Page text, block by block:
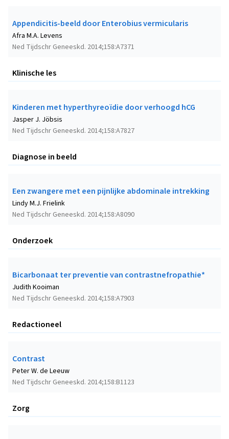
Appendicitis-beeld door Enterobius vermicularis
Ned Tijdschr Geneeskd. 2014;158:A7371
Afra M.A. Levens
Klinische les
Kinderen met hyperthyreoïdie door verhoogd hCG
Ned Tijdschr Geneeskd. 2014;158:A7827
Jasper J. Jöbsis
Diagnose in beeld
Een zwangere met een pijnlijke abdominale intrekking
Ned Tijdschr Geneeskd. 2014;158:A8090
Lindy M.J. Frielink
Onderzoek
Bicarbonaat ter preventie van contrastnefropathie*
Ned Tijdschr Geneeskd. 2014;158:A7903
Judith Kooiman
Redactioneel
Contrast
Ned Tijdschr Geneeskd. 2014;158:B1123
Peter W. de Leeuw
Zorg